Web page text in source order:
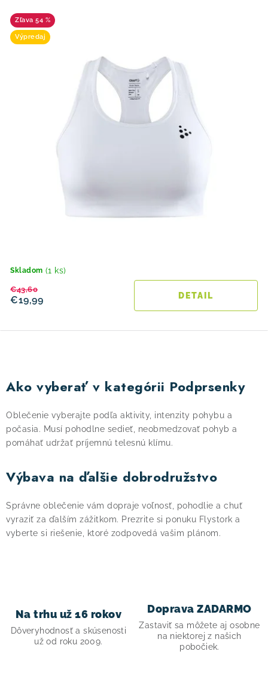
54 %
Výpredaj
Skladom (1 ks)
€19,99
€43,60
DETAIL
v
l
á
d
a
i
p
r
v
Ako vyberať v kategórii Podprsenky
Oblečenie vyberajte podľa aktivity, intenzity pohybu a
počasia. Musí pohodlne sedieť, neobmedzovať pohyb a
pomáhať udržať príjemnú telesnú klímu.
Výbava na ďalšie dobrodružstvo
Správne oblečenie vám dopraje voľnosť, pohodlie a chuť
vyraziť za ďalším zážitkom. Prezrite si ponuku Flystork a
vyberte si riešenie, ktoré zodpovedá vašim plánom.
Na trhu už 16 rokov
Dôveryhodnosť a skúsenosti
už od roku 2009.
Doprava ZADARMO
Zastaviť sa môžete aj osobne
na niektorej z našich
pobočiek.